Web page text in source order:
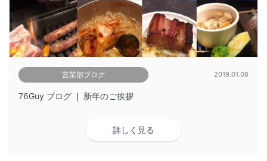
営業部ブログ 2019.01.08
76Guy ブログ ❘ 新年のご挨拶
詳しく見る